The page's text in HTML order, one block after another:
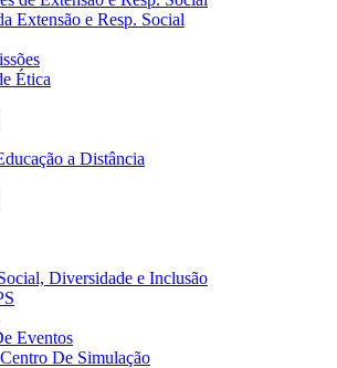
Extensão e Resp. Social
Ética
a Distância
Diversidade e Inclusão
Eventos
De Simulação